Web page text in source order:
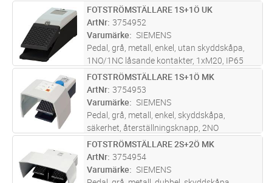
ST Lägg i kundvagn
FOTSTRÖMSTÄLLARE 1S+1Ö UK
ArtNr 3754952
Varumärke
SIEMENS
Pedal, grå, metall, enkel, utan skyddskåpa,
1NO/1NC låsande kontakter, 1xM20, IP65
ST Lägg i kundvagn
FOTSTRÖMSTÄLLARE 1S+1Ö MK
ArtNr 3754953
Varumärke
SIEMENS
Pedal, grå, metall, enkel, skyddskåpa,
säkerhet, återställningsknapp, 2NO
momentana kont., 2NC låsande kont, 1xM20,
IP65
ST Lägg i kundvagn
FOTSTRÖMSTÄLLARE 2S+2Ö MK
ArtNr 3754954
Varumärke
SIEMENS